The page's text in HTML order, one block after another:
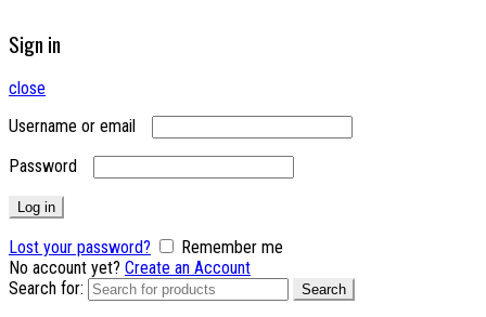
Sign in
close
Username or email
Password
Log in
Lost your password?
Remember me
No account yet? Create an Account
Search for:
Search